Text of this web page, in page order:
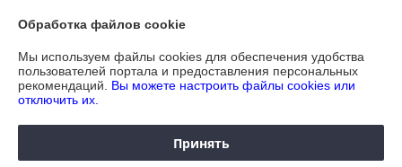
Контакты
Доставка и оплата
Полная версия сайта
Обработка файлов cookie
Мы используем файлы cookies для обеспечения удобства
пользователей портала и предоставления персональных
рекомендаций. Вы можете настроить файлы cookies или
отключить их.
Принять